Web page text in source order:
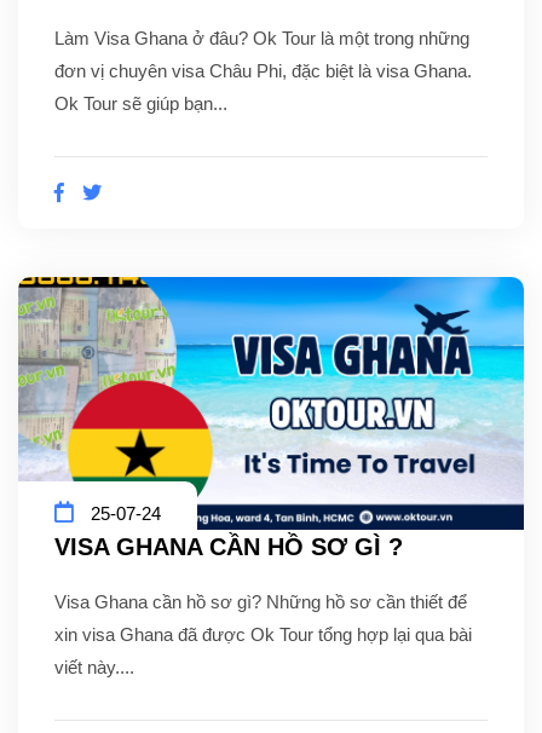
Làm Visa Ghana ở đâu? Ok Tour là một trong những
đơn vị chuyên visa Châu Phi, đặc biệt là visa Ghana.
Ok Tour sẽ giúp bạn...
25-07-24
VISA GHANA CẦN HỒ SƠ GÌ ?
Visa Ghana cần hồ sơ gì? Những hồ sơ cần thiết để
xin visa Ghana đã được Ok Tour tổng hợp lại qua bài
viết này....